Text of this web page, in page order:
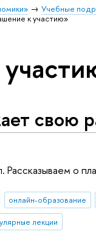
Учебные
к участию»
свою
о
онлайн-образование
лекции